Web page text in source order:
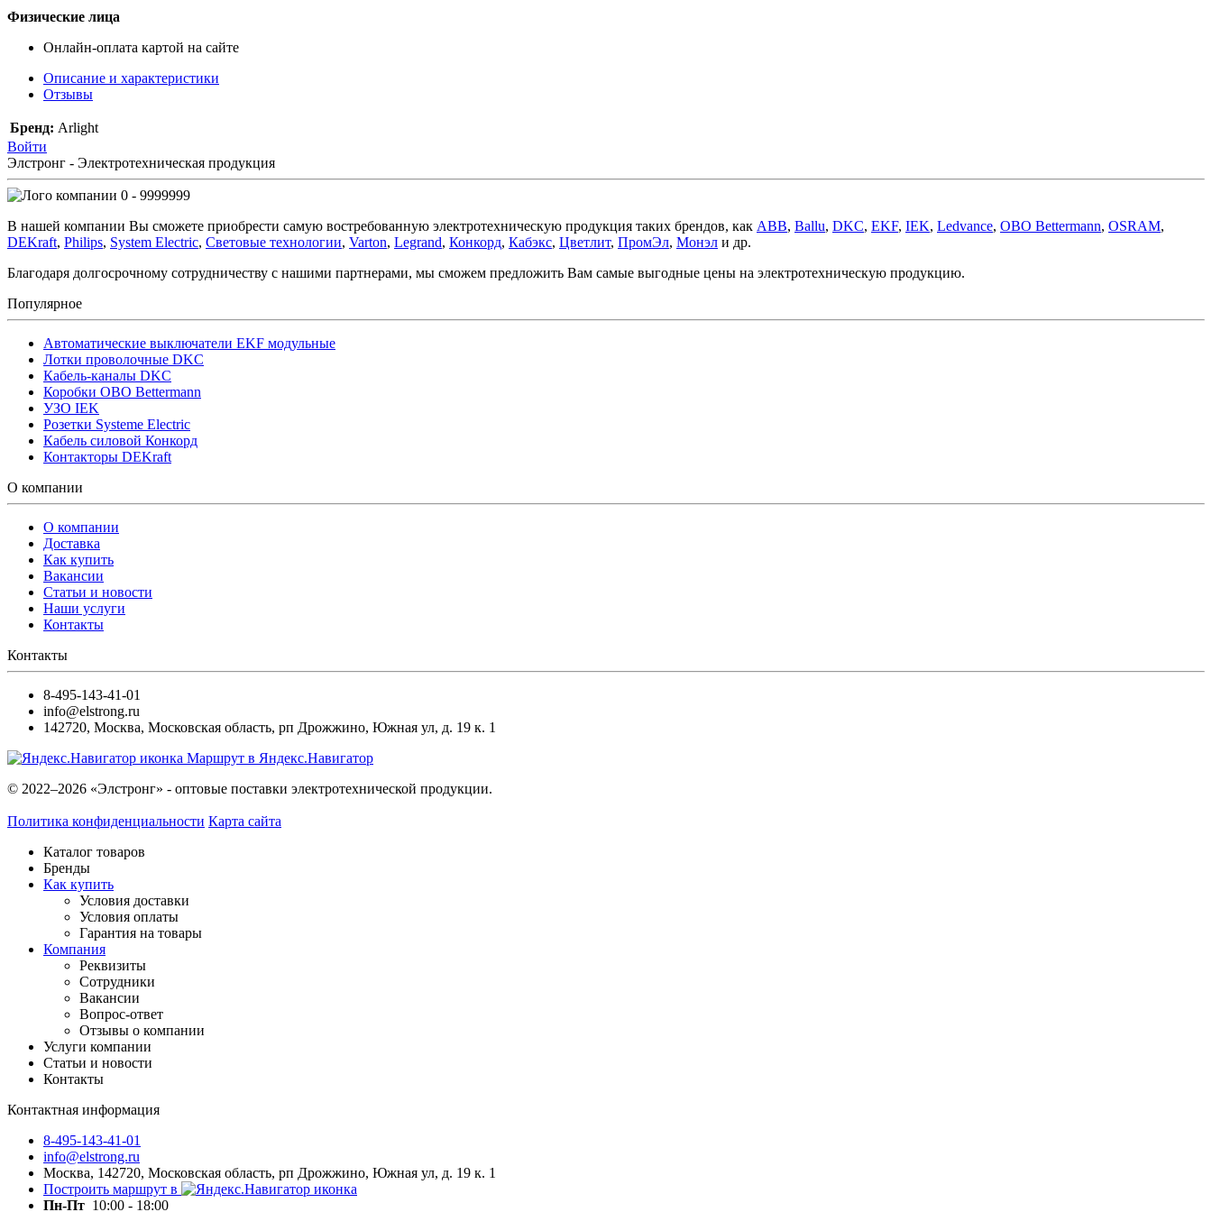
Физические лица
Онлайн-оплата картой на сайте
Описание и характеристики
Отзывы
Бренд: Arlight
Войти
Элстронг - Электротехническая продукция
0 - 9999999
В нашей компании Вы сможете приобрести самую востребованную электротехническую продукция таких брендов, как ABB, Ballu, DKC, EKF, IEK, Ledvance, OBO Bettermann, OSRAM,
DEKraft, Philips, System Electric, Световые технологии, Varton, Legrand, Конкорд, Кабэкс, Цветлит, ПромЭл, Монэл и др.
Благодаря долгосрочному сотрудничеству с нашими партнерами, мы сможем предложить Вам самые выгодные цены на электротехническую продукцию.
Популярное
Автоматические выключатели EKF модульные
Лотки проволочные DKC
Кабель-каналы DKC
Коробки OBO Bettermann
УЗО IEK
Розетки Systeme Electric
Кабель силовой Конкорд
Контакторы DEKraft
О компании
О компании
Доставка
Как купить
Вакансии
Статьи и новости
Наши услуги
Контакты
Контакты
8-495-143-41-01
info@elstrong.ru
142720, Москва, Московская область, рп Дрожжино, Южная ул, д. 19 к. 1
Маршрут в Яндекс.Навигатор
© 2022–2026 «Элстронг» - оптовые поставки электротехнической продукции.
Политика конфиденциальности Карта сайта
Каталог товаров
Бренды
Как купить
Условия доставки
Условия оплаты
Гарантия на товары
Компания
Реквизиты
Сотрудники
Вакансии
Вопрос-ответ
Отзывы о компании
Услуги компании
Статьи и новости
Контакты
Контактная информация
8-495-143-41-01
info@elstrong.ru
Москва, 142720, Московская область, рп Дрожжино, Южная ул, д. 19 к. 1
Построить маршрут в
Пн-Пт 10:00 - 18:00